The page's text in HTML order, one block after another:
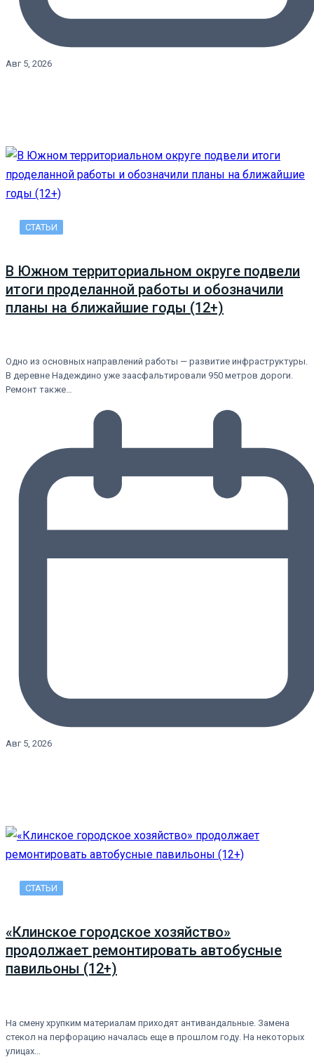
Авг 5, 2026
СТАТЬИ
В Южном территориальном округе подвели
итоги проделанной работы и обозначили
планы на ближайшие годы (12+)
Одно из основных направлений работы — развитие инфраструктуры.
В деревне Надеждино уже заасфальтировали 950 метров дороги.
Ремонт также…
Авг 5, 2026
СТАТЬИ
«Клинское городское хозяйство»
продолжает ремонтировать автобусные
павильоны (12+)
На смену хрупким материалам приходят антивандальные. Замена
стекол на перфорацию началась еще в прошлом году. На некоторых
улицах…